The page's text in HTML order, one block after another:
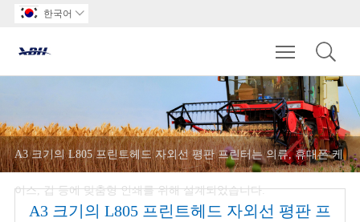
한국어 
Toggle
A3 크기의 L805 프린트헤드 자외선 평판 프린터는 의류, 휴대폰 케
이스, 컵 등에 맞춤형 인쇄를 위해 설계되었습니다.
A3 크기의 L805 프린트헤드 자외선 평판 프